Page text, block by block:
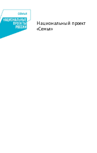
Национальный проект
«Семья»